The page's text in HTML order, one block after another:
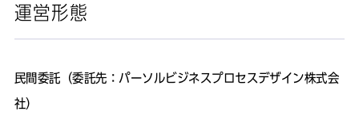
運営形態
民間委託（委託先： パーソルビジネスプロセスデザイン株式会
社）